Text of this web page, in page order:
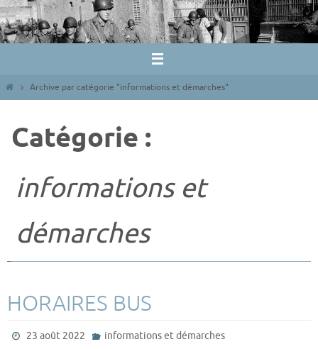
Passer
vers
le
HomeArchive par catégorie "informations et démarches"
Catégorie :
informations et
démarches
HORAIRES BUS
23 août 2022 informations et démarches